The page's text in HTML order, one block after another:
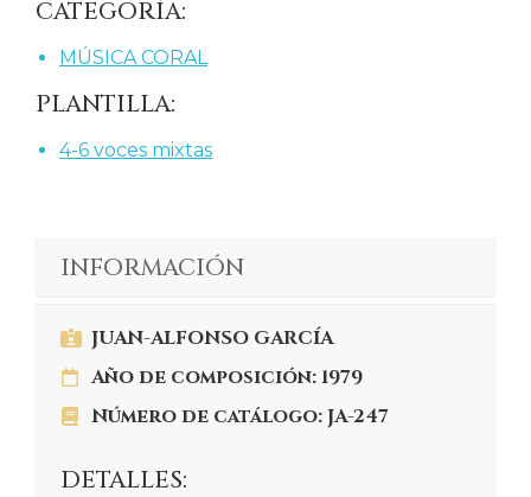
CATEGORÍA:
MÚSICA CORAL
PLANTILLA:
4-6 voces mixtas
INFORMACIÓN
JUAN-ALFONSO GARCÍA
Año de composición: 1979
Número de catálogo: JA-247
DETALLES: